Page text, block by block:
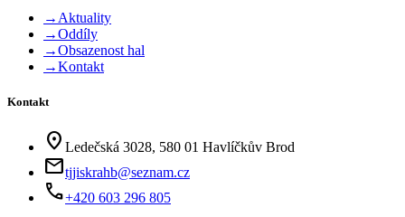
→ Aktuality
→Oddíly
→Obsazenost hal
→Kontakt
Kontakt
location_on Ledečská 3028, 580 01 Havlíčkův Brod
mailtjjiskrahb@seznam.cz
phone+420 603 296 805